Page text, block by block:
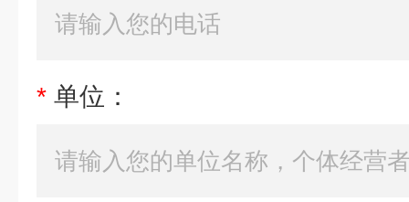
* 单位：